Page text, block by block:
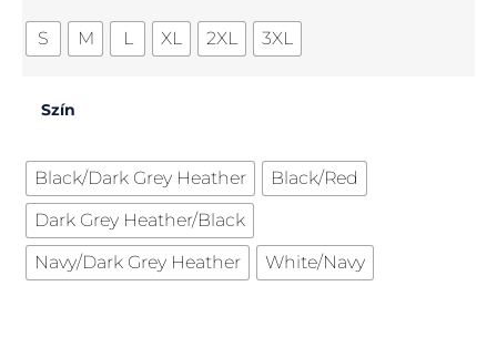
S M L XL 2XL 3XL
Szín
Black/Dark Grey Heather
Black/Red
Dark Grey Heather/Black
Navy/Dark Grey Heather
White/Navy